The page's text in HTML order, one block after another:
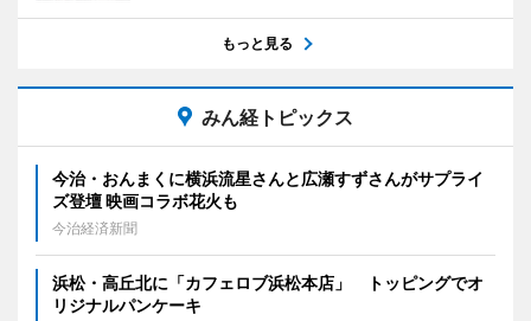
もっと見る
みん経トピックス
今治・おんまくに横浜流星さんと広瀬すずさんがサプライ
ズ登壇 映画コラボ花火も
今治経済新聞
浜松・高丘北に「カフェロブ浜松本店」 トッピングでオ
リジナルパンケーキ